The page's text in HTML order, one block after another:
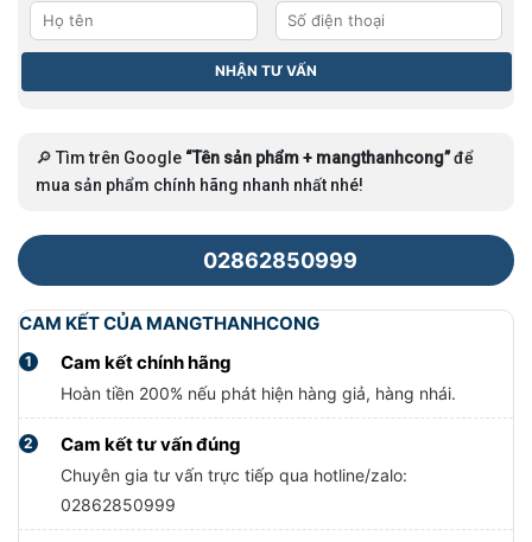
🔎 Tìm trên Google “Tên sản phẩm + mangthanhcong”để
mua sản phẩm chính hãng nhanh nhất nhé!
02862850999
CAM KẾT CỦA MANGTHANHCONG
1 Cam kết chính hãng
Hoàn tiền 200% nếu phát hiện hàng giả, hàng nhái.
2 Cam kết tư vấn đúng
Chuyên gia tư vấn trực tiếp qua hotline/zalo:
02862850999